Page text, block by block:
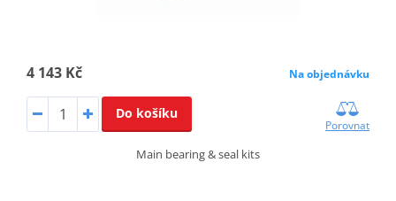
4 143 Kč Na objednávku
Do košíku
Porovnat
Main bearing & seal kits